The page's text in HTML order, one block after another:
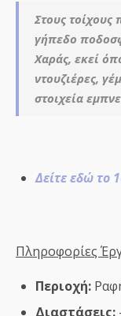
Στους
γήπεδο
Χαράς, εκεί
ντουζιέρες,
στοιχεία
Δείτε εδώ το
Πληροφορίες
Περιοχή:
Διαστάσεις: